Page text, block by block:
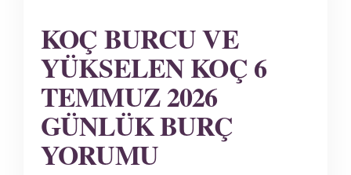
KOÇ BURCU VE
YÜKSELEN KOÇ 6
TEMMUZ 2026
GÜNLÜK BURÇ
YORUMU